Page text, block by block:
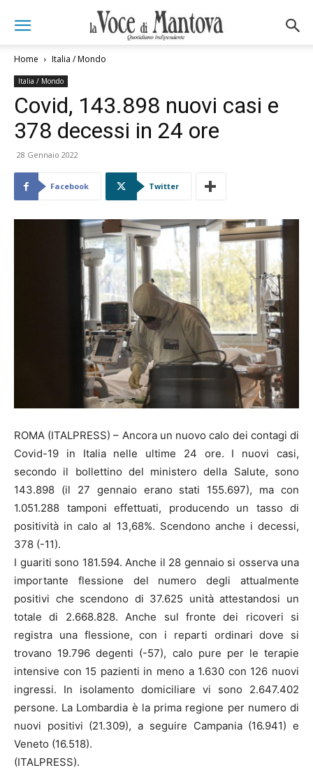
Home Italia / Mondo
Italia / Mondo
Covid, 143.898 nuovi casi e
378 decessi in 24 ore
28 Gennaio 2022
Facebook Twitter
ROMA (ITALPRESS) – Ancora un nuovo calo dei contagi di
Covid-19 in Italia nelle ultime 24 ore. I nuovi casi,
secondo il bollettino del ministero della Salute, sono
143.898 (il 27 gennaio erano stati 155.697), ma con
1.051.288 tamponi effettuati, producendo un tasso di
positività in calo al 13,68%. Scendono anche i decessi,
378 (-11).
I guariti sono 181.594. Anche il 28 gennaio si osserva una
importante flessione del numero degli attualmente
positivi che scendono di 37.625 unità attestandosi un
totale di 2.668.828. Anche sul fronte dei ricoveri si
registra una flessione, con i reparti ordinari dove si
trovano 19.796 degenti (-57), calo pure per le terapie
intensive con 15 pazienti in meno a 1.630 con 126 nuovi
ingressi. In isolamento domiciliare vi sono 2.647.402
persone. La Lombardia è la prima regione per numero di
nuovi positivi (21.309), a seguire Campania (16.941) e
Veneto (16.518).
(ITALPRESS).